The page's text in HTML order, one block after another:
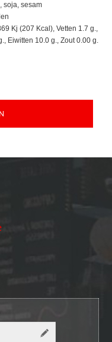
soja, sesam
Kj (207 Kcal), Vetten 1.7 g.,
Eiwitten 10.0 g., Zout 0.00 g.